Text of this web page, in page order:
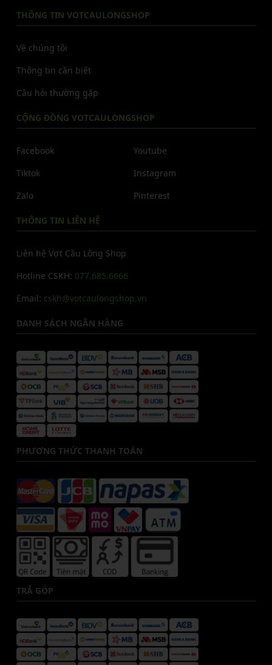
THÔNG TIN VOTCAULONGSHOP
Về chúng tôi
Thông tin cần biết
Câu hỏi thường gặp
CỘNG ĐỒNG VOTCAULONGSHOP
Facebook
Tiktok
Zalo
Youtube
Instagram
Pinterest
THÔNG TIN LIÊN HỆ
Liên hệ Vợt Cầu Lông Shop
Hotline CSKH: 077.685.6666
Email: cskh@votcaulongshop.vn
DANH SÁCH NGÂN HÀNG
PHƯƠNG THỨC THANH TOÁN
TRẢ GÓP